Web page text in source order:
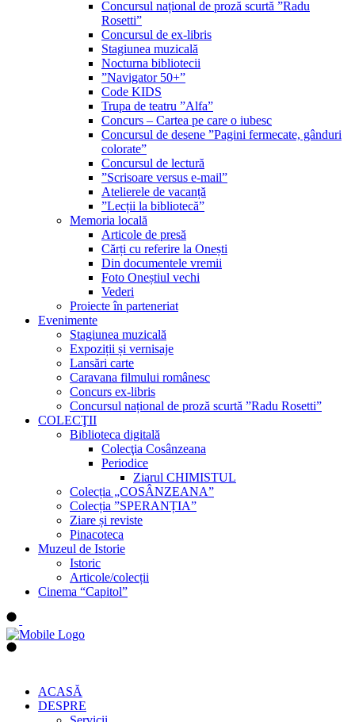
Concursul național de proză scurtă ”Radu
Rosetti”
Concursul de ex-libris
Stagiunea muzicală
Nocturna bibliotecii
”Navigator 50+”
Code KIDS
Trupa de teatru ”Alfa”
Concurs – Cartea pe care o iubesc
Concursul de desene ”Pagini fermecate, gânduri
colorate”
Concursul de lectură
”Scrisoare versus e-mail”
Atelierele de vacanță
”Lecții la bibliotecă”
Memoria locală
Articole de presă
Cărți cu referire la Onești
Din documentele vremii
Foto Oneștiul vechi
Vederi
Proiecte în parteneriat
Evenimente
Stagiunea muzicală
Expoziții și vernisaje
Lansări carte
Caravana filmului românesc
Concurs ex-libris
Concursul național de proză scurtă ”Radu Rosetti”
COLECŢII
Biblioteca digitală
Colecţia Cosânzeana
Periodice
Ziarul CHIMISTUL
Colecția „COSÂNZEANA”
Colecția ”SPERANȚIA”
Ziare și reviste
Pinacoteca
Muzeul de Istorie
Istoric
Articole/colecții
Cinema “Capitol”
ACASĂ
DESPRE